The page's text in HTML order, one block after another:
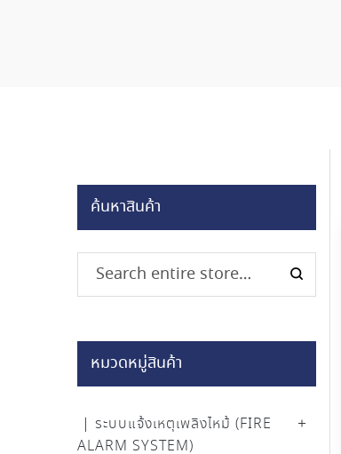
ค้นหาสินค้า
หมวดหมู่สินค้า
ระบบแจ้งเหตุเพลิงไหม้ (FIRE
ALARM SYSTEM)